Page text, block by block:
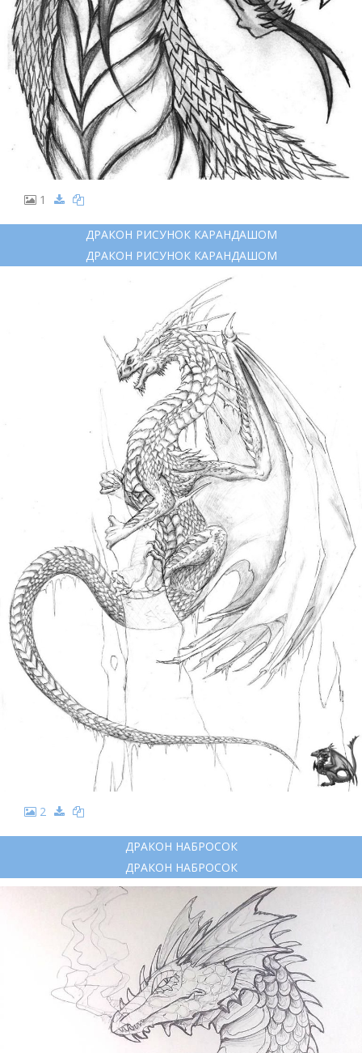
1
ДРАКОН РИСУНОК КАРАНДАШОМ
ДРАКОН РИСУНОК КАРАНДАШОМ
2
ДРАКОН НАБРОСОК
ДРАКОН НАБРОСОК